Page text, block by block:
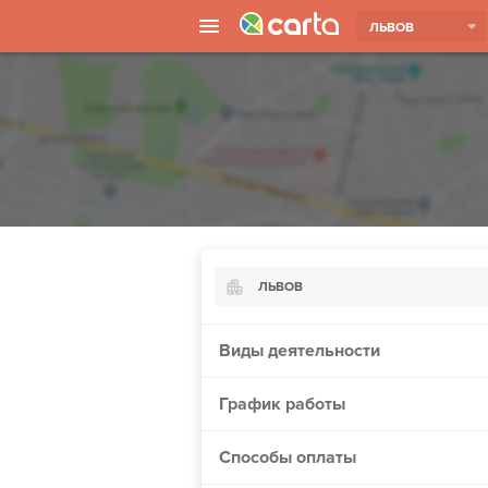
ЛЬВОВ
ЛЬВОВ
Борисполь
Виды деятельности
График работы
Способы оплаты